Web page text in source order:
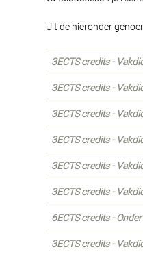
Uit de hieronder
3ECTS credits -
3ECTS credits -
3ECTS credits -
3ECTS credits -
3ECTS credits -
3ECTS credits -
6ECTS credits -
3ECTS credits -